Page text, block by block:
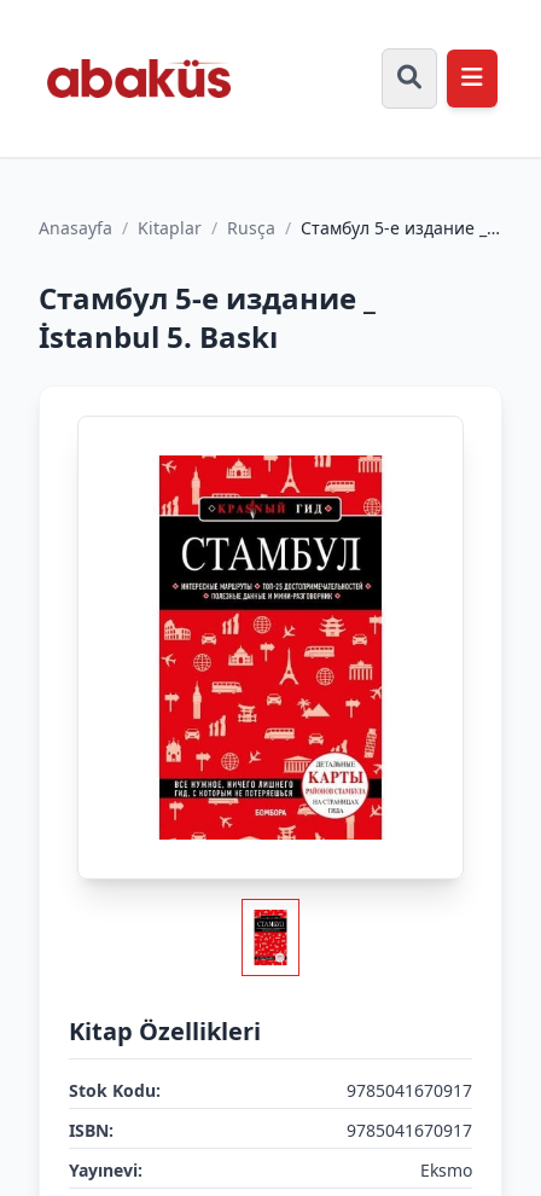
Anasayfa / Kitaplar / Rusça / Стамбул 5-е издание _
Стамбул 5-е издание _
İstanbul 5. Baskı
Kitap Özellikleri
Stok Kodu:
9785041670917
ISBN:
9785041670917
Yayınevi:
Eksmo